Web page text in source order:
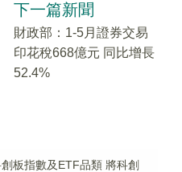
下一篇新聞
財政部：1-5月證券交易
印花稅668億元 同比增長
52.4%
板指數及ETF品類 將科創